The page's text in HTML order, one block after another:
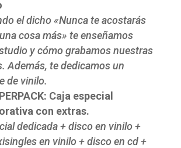
el dicho «Nunca te acostarás
cosa más» te enseñamos
y cómo grabamos nuestras
Además, te dedicamos un
de vinilo.
Caja especial
con extras.
dedicada + disco en vinilo +
en vinilo + disco en cd +